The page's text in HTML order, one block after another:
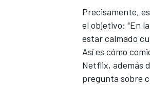
Precisamente,
el objetivo: "En
estar calmado
Así es cómo
Netflix, además
pregunta sobre